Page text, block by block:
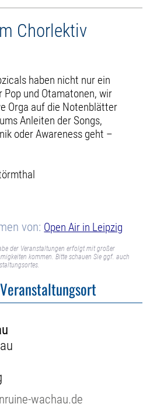
Chorlektiv
haben nicht nur ein
und Otamatonen, wir
Orga auf die Notenblätter
Anleiten der Songs,
oder Awareness geht –
von: Open Air in Leipzig
der Veranstaltungen erfolgt mit großer
kommen. Bitte schauen Sie ggf. auch
wachau.de